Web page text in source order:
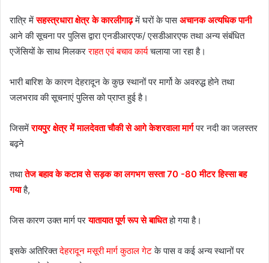
रात्रि मेंसहस्त्रधारा क्षेत्र के कारलीगाढ़में घरों के पासअचानक अत्यधिक पानी
आने की सूचना पर पुलिस द्वारा एनडीआरएफ/ एसडीआरएफ तथा अन्य संबंधित
एजेंसियों के साथ मिलकरराहत एवं बचाव कार्यचलाया जा रहा है।
भारी बारिश के कारण देहरादून के कुछ स्थानों पर मार्गो के अवरुद्ध होने तथा
जलभराव की सूचनाएं पुलिस को प्राप्त हुई है।
जिसमेंरायपुर क्षेत्र में मालदेवता चौकी से आगे केशरवाला मार्ग पर नदी का जलस्तर
बढ़ने
तथातेज बहाव के कटाव से सड़क का लगभग सस्ता 70 -80 मीटर हिस्सा बह
गयाहै,
जिस कारण उक्त मार्ग परयातायात पूर्ण रूप से बाधितहो गया है।
इसके अतिरिक्तदेहरादून मसूरी मार्ग कुठाल गेटके पास व कई अन्य स्थानों पर